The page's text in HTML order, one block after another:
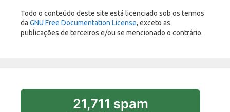
Todo o conteúdo deste site está licenciado sob os termos
da GNU Free Documentation License, exceto as
publicações de terceiros e/ou se mencionado o contrário.
21,711 spam